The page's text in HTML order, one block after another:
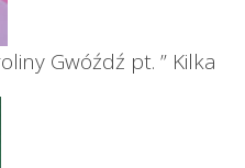
Gwóźdź pt. ” Kilka